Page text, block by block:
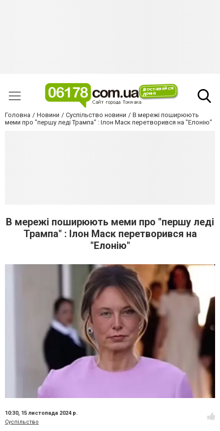
Головна Новини Суспільство новини
В мережі поширюють
меми про "першу леді Трампа" : Ілон Маск перетворився на "Елонію"
В мережі поширюють меми про "першу леді
Трампа" : Ілон Маск перетворився на
"Елонію"
10:30, 15 листопада 2024 р.
Суспільство